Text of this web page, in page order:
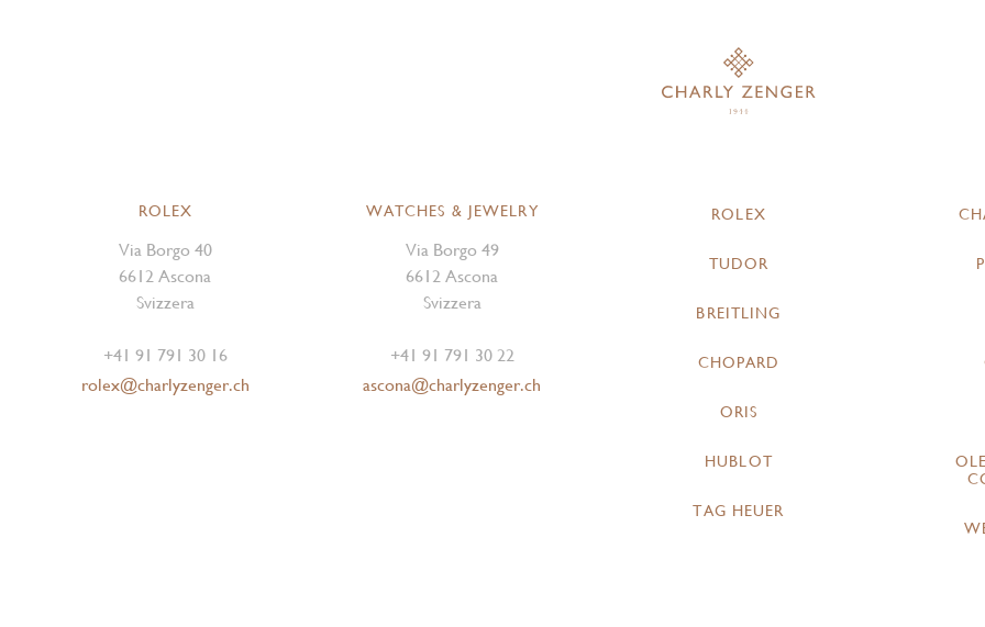
ROLEX
Via Borgo 40
6612 Ascona
Svizzera
+41 91 791 30 16
rolex@charlyzenger.ch
WATCHES & JEWELRY
Via Borgo 49
6612 Ascona
Svizzera
+41 91 791 30 22
ascona@charlyzenger.ch
ROLEX
TUDOR
BREITLING
CHOPARD
ORIS
HUBLOT
TAG HEUER